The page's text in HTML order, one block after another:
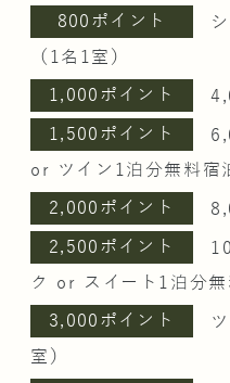
800ポイント
（1名1室）
1,000ポイント
1,500ポイント
or ツイン1泊分無料宿
2,000ポイント
2,500ポイント
ク or スイート1泊分無
3,000ポイント
室）